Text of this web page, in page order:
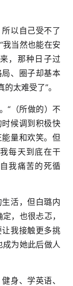
以自己受不了
我当然也能在安
，那种日子过
、圈子却基本
太难受了”。
“（所做的）不
候调到积极快
量和欢笑。但
每天到底在干
我痛苦的死循
活，但白璐内
，也很忐忑，
我接触更多挑
为她此后做人
身、学英语、